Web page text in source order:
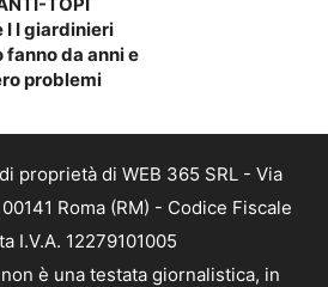
I giardinieri
fanno da anni e
problemi
proprietà di WEB 365 SRL - Via
Roma (RM) - Codice Fiscale
I.V.A. 12279101005
è una testata giornalistica, in